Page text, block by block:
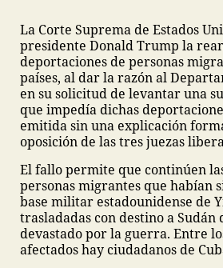
La Corte Suprema de Estados
presidente Donald Trump la
deportaciones de personas
países, al dar la razón al
en su solicitud de levantar una
que impedía dichas
emitida sin una explicación
oposición de las tres juezas
El fallo permite que continúen
personas migrantes que habían
base militar estadounidense de
trasladadas con destino a Sudán
devastado por la guerra. Entre
afectados hay ciudadanos de